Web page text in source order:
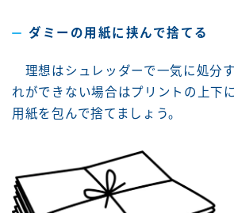
ダミーの用紙に挟んで捨てる
理想はシュレッダーで一気に処分
れができない場合はプリントの上下
用紙を包んで捨てましょう。